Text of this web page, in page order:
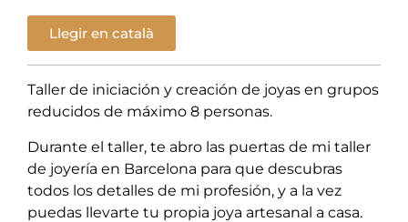
Llegir en català
Taller de iniciación y creación de joyas en grupos
reducidos de máximo 8 personas.
Durante el taller, te abro las puertas de mi taller
de joyería en Barcelona para que descubras
todos los detalles de mi profesión, y a la vez
puedas llevarte tu propia joya artesanal a casa.